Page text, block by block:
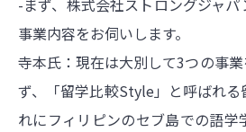
-まず、株式会社ストロングジャ
事業内容をお伺いします。
寺本氏：現在は大別して3つの事
ず、「留学比較Style」と呼ばれ
れにフィリピンのセブ島での語